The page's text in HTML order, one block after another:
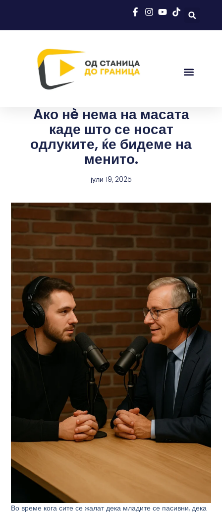
Aко нè нема на масата
каде што се носат
одлуките, ќе бидеме на
менито.
јули 19, 2025
Во време кога сите се жалат дека младите се пасивни, дека